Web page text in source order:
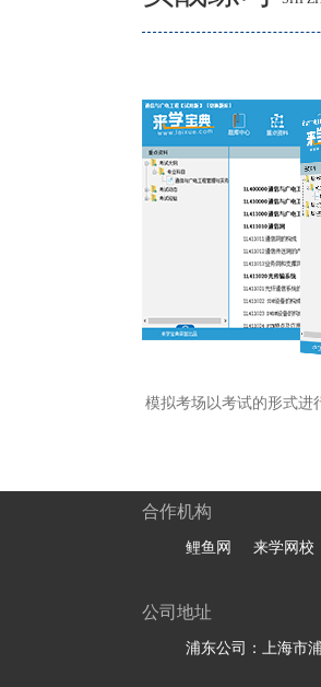
模拟考场以考试的形式进
合作机构
鲤鱼网 来学网校
公司地址
浦东公司：上海市